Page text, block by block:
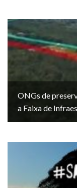
ONGs de
a Faixa de